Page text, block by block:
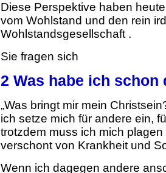
Diese Perspektive haben
vom Wohlstand und den rein
Wohlstandsgesellschaft .
Sie fragen sich
2 Was habe ich
„Was bringt mir mein
ich setze mich für andere ein,
trotzdem muss ich mich
verschont von Krankheit und
Wenn ich dagegen andere